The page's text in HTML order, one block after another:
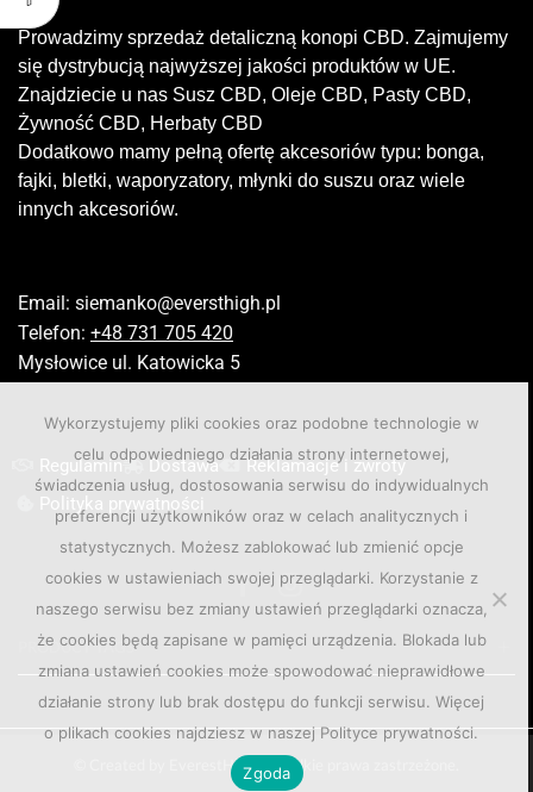
Prowadzimy sprzedaż detaliczną konopi CBD. Zajmujemy
się dystrybucją najwyższej jakości produktów w UE.
Znajdziecie u nas Susz CBD, Oleje CBD, Pasty CBD,
Żywność CBD, Herbaty CBD
Dodatkowo mamy pełną ofertę akcesoriów typu: bonga,
fajki, bletki, waporyzatory, młynki do suszu oraz wiele
innych akcesoriów.
Email: siemanko@eversthigh.pl
Telefon: +48 731 705 420
Mysłowice ul. Katowicka 5
Regulamin Dostawa
Reklamacje i zwroty
Polityka prywatności
PRODUCT TAGS
© Created by EverestHigh. Wszelkie prawa zastrzeżone.
Wykorzystujemy pliki cookies oraz podobne technologie w
celu odpowiedniego działania strony internetowej,
świadczenia usług, dostosowania serwisu do indywidualnych
preferencji użytkowników oraz w celach analitycznych i
statystycznych. Możesz zablokować lub zmienić opcje
cookies w ustawieniach swojej przeglądarki. Korzystanie z
naszego serwisu bez zmiany ustawień przeglądarki oznacza,
że cookies będą zapisane w pamięci urządzenia. Blokada lub
zmiana ustawień cookies może spowodować nieprawidłowe
działanie strony lub brak dostępu do funkcji serwisu. Więcej
o plikach cookies najdziesz w naszej Polityce prywatności.
Zgoda